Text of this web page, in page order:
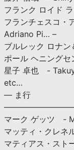
フランク ロイド
フランチェスコ
Adriano Pi… –
ブルレック ロナ
ポール ヘニング
星子 卓也 -
etc…
— ま行
マーク ゲッツ -
マッティ・クレ
マティアス・ス